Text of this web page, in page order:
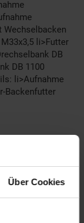
Über Cookies
Wechselbacken
li>Futter
DB
DB 1100
li>Aufnahme
Backenfutter